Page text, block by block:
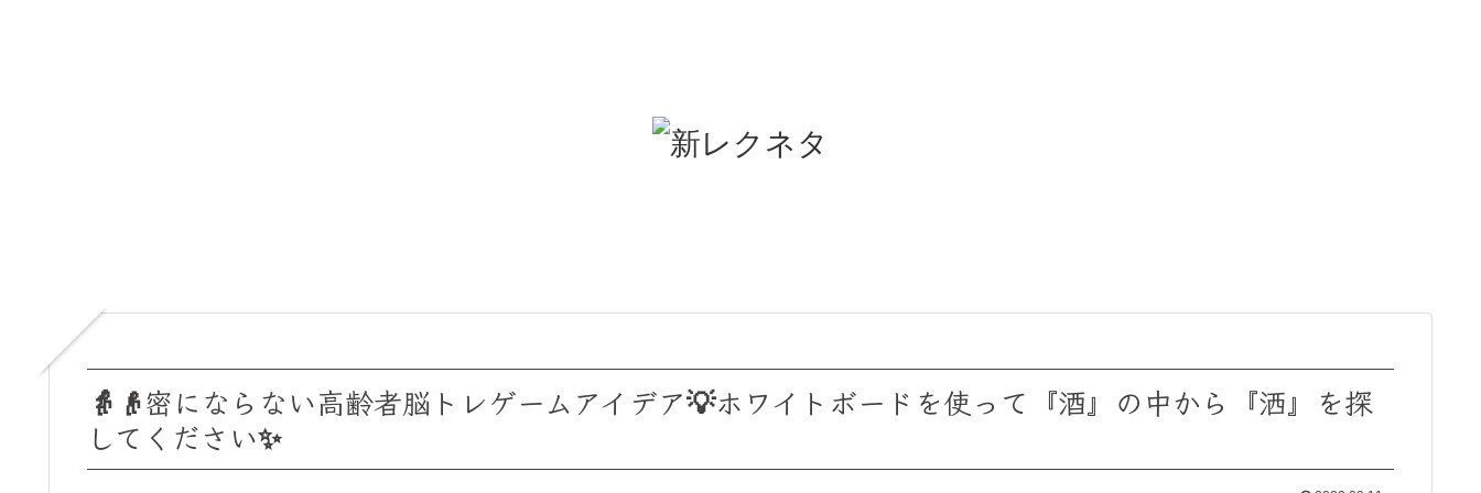
👵👴密にならない高齢者脳トレゲームアイデア💡ホワイトボードを使って『酒』の中から『洒』を探
してください✨